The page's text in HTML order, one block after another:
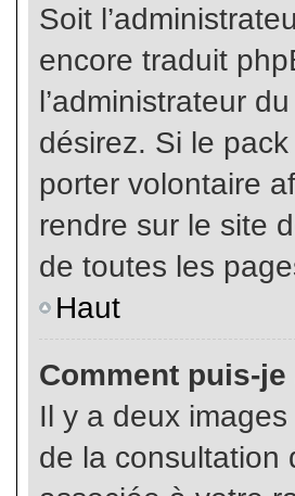
Soit
encore traduit
l’administrateur
désirez. Si le
porter volontaire
rendre sur le site
de toutes les
Haut
Comment puis-
Il y a deux
de la consultation